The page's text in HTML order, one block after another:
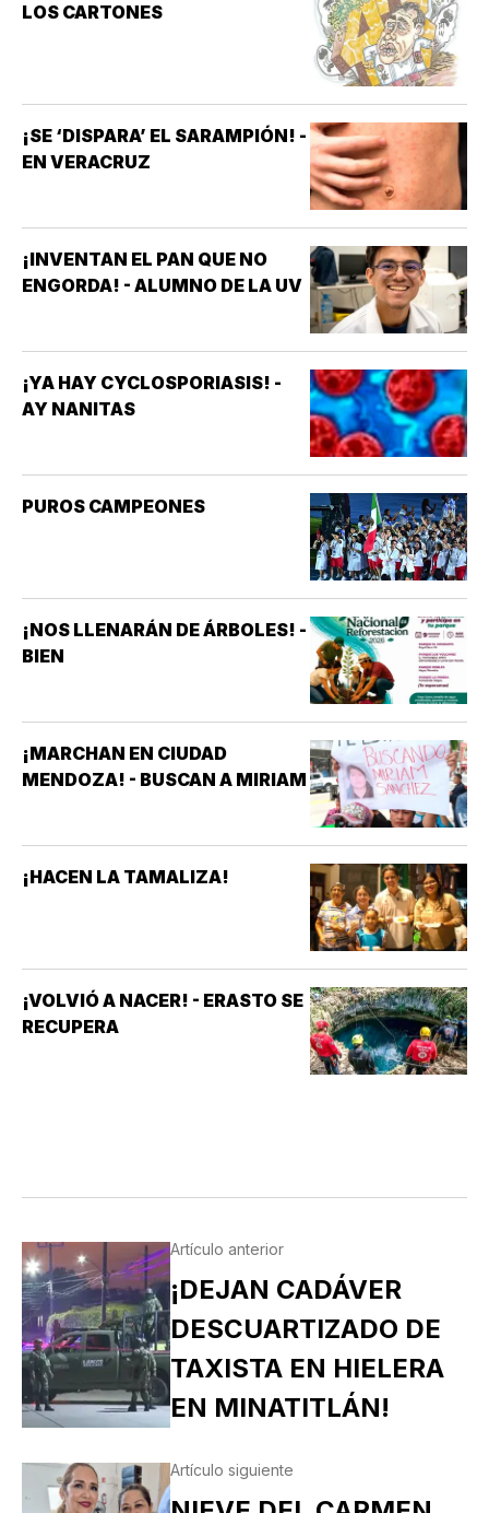
LOS CARTONES
¡SE ‘DISPARA’ EL SARAMPIÓN! -
EN VERACRUZ
¡INVENTAN EL PAN QUE NO
ENGORDA! - ALUMNO DE LA UV
¡YA HAY CYCLOSPORIASIS! -
AY NANITAS
PUROS CAMPEONES
¡NOS LLENARÁN DE ÁRBOLES! -
BIEN
¡MARCHAN EN CIUDAD
MENDOZA! - BUSCAN A MIRIAM
¡HACEN LA TAMALIZA!
¡VOLVIÓ A NACER! - ERASTO SE
RECUPERA
Artículo anterior
¡DEJAN CADÁVER
DESCUARTIZADO DE
TAXISTA EN HIELERA
EN MINATITLÁN!
Artículo siguiente